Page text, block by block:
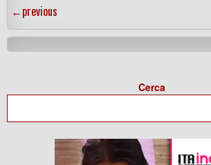
←previous
Cerca